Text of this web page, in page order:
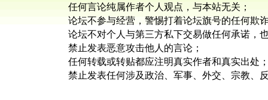
任何言论纯属作者个人观点，与本站无关；
论坛不参与经营，警惕打着论坛旗号的任何欺
论坛不对个人与第三方私下交易做任何承诺，
禁止发表恶意攻击他人的言论；
任何转载或转贴都应注明真实作者和真实出处
禁止发表任何涉及政治、军事、外交、宗教、